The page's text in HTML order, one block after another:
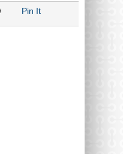
Pin It